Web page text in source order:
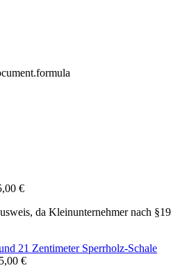
€
da Kleinunternehmer nach §19
Sperrholz-Schale
€